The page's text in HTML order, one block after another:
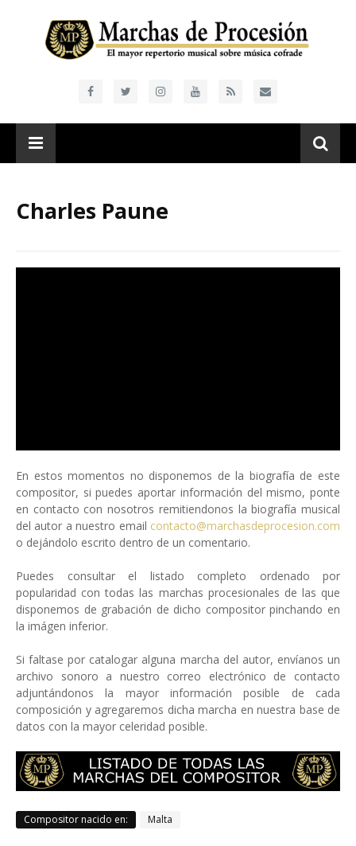
Charles Paune
En estos momentos no disponemos de la biografía de este
compositor, si puedes aportar información del mismo, ponte
en contacto con nosotros remitiendonos la biografía musical
del autor a nuestro email contacto@marchasdeprocesion.com
o dejándolo escrito dentro de un comentario.
Puedes consultar el listado completo ordenado por
popularidad con todas las marchas procesionales de las que
disponemos de grabación de dicho compositor pinchando en
la imágen inferior.
Si faltase por catalogar alguna marcha del autor, envíanos un
archivo sonoro a nuestro correo electrónico de contacto
adjuntándonos la mayor información posible de cada
composición y agregaremos dicha marcha en nuestra base de
datos con la mayor celeridad posible.
Compositor nacido en: Malta